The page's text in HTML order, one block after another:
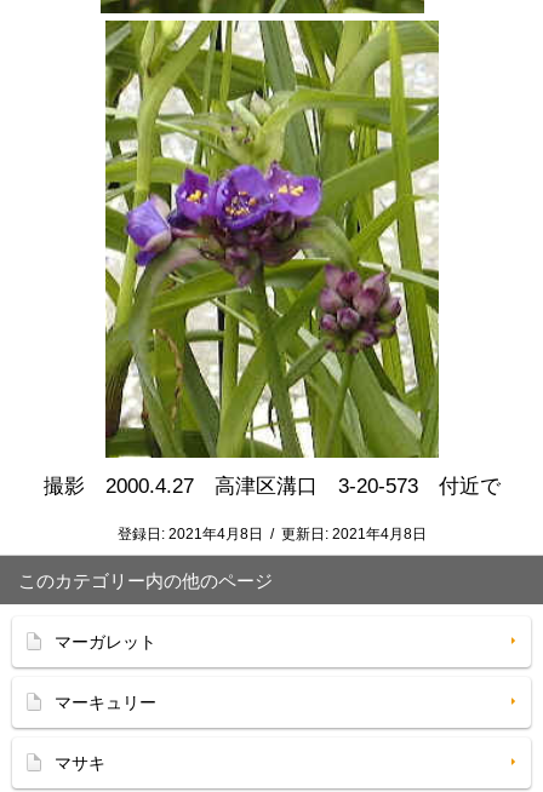
撮影 2000.4.27 高津区溝口 3-20-573 付近で
登録日: 2021年4月8日 / 更新日: 2021年4月8日
このカテゴリー内の他のページ
マーガレット
マーキュリー
マサキ